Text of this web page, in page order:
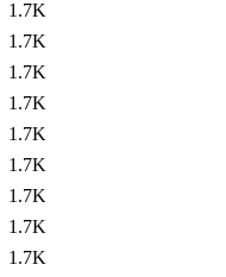
1.7K
1.7K
1.7K
1.7K
1.7K
1.7K
1.7K
1.7K
1.7K